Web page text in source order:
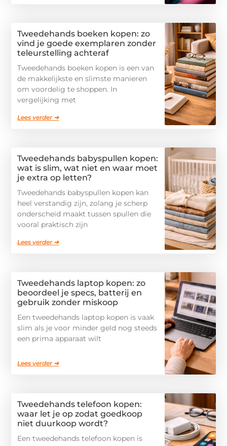
Tweedehands boeken kopen: zo
vind je goede exemplaren zonder
teleurstelling achteraf
Tweedehands boeken kopen is een van
de makkelijkste en slimste manieren
om voordelig te shoppen. In
vergelijking met
Lees verder ➜
Tweedehands babyspullen kopen:
wat is slim, wat niet en waar moet
je extra op letten?
Tweedehands babyspullen kopen kan
heel verstandig zijn, zolang je scherp
onderscheid maakt tussen spullen die
vooral praktisch zijn
Lees verder ➜
Tweedehands laptop kopen: zo
beoordeel je specs, batterij en
gebruik zonder miskoop
Een tweedehands laptop kopen is vaak
slim als je voor minder geld nog steeds
een prima apparaat wilt
Lees verder ➜
Tweedehands telefoon kopen:
waar let je op zodat goedkoop
niet duurkoop wordt?
Een tweedehands telefoon kopen is